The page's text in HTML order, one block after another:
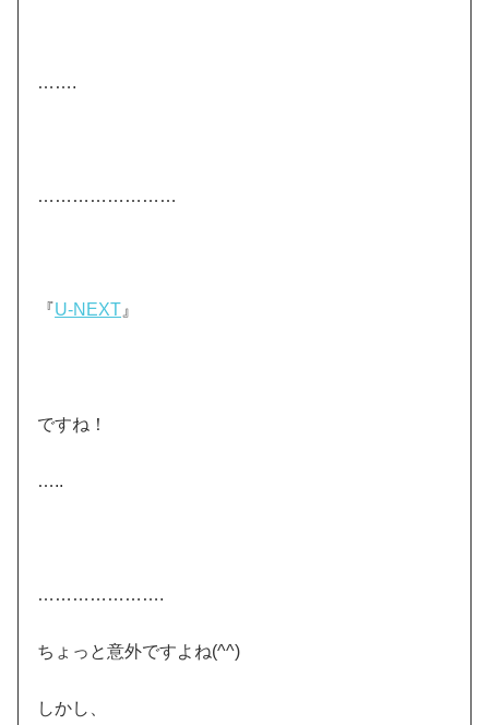
…….
……………………
『U-NEXT』
ですね！
…..
………………….
ちょっと意外ですよね(^^)
しかし、